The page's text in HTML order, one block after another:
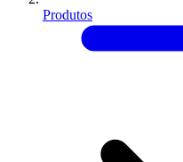
Produtos